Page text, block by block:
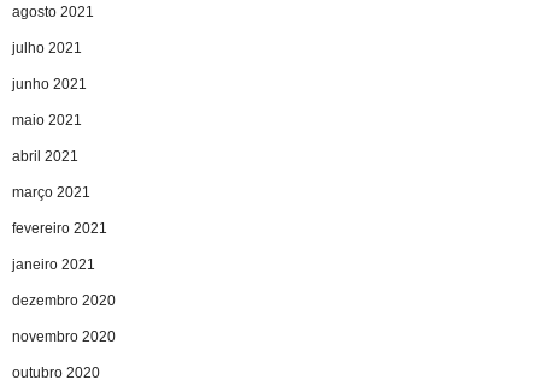
agosto 2021
julho 2021
junho 2021
maio 2021
abril 2021
março 2021
fevereiro 2021
janeiro 2021
dezembro 2020
novembro 2020
outubro 2020